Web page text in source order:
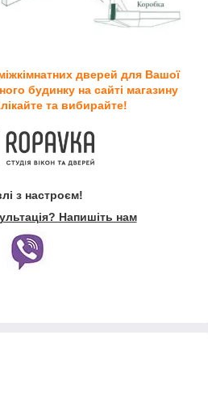
дверей для Вашої
будинку на сайті магазину
та вибирайте!
з настроєм!
Напишіть нам